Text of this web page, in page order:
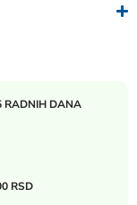
RADNIH DANA
RSD